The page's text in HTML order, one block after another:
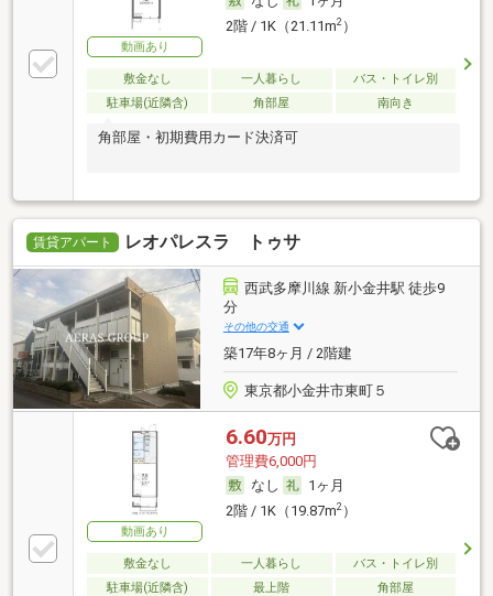
動画あり
2階 / 1K（21.11m2）
敷金なし 一人暮らし
バス・トイレ別
駐車場(近隣含)
角部屋 南向き
角部屋・初期費用カード決済可
賃貸アパート レオパレスラ トゥサ
西武多摩川線 新小金井駅 徒歩9
分
その他の交通
築17年8ヶ月 / 2階建
東京都小金井市東町５
動画あり
6.60万円
管理費6,000円
なし
1ヶ月
2階 / 1K（19.87m2）
敷金なし 一人暮らし
バス・トイレ別
駐車場(近隣含)
最上階 角部屋